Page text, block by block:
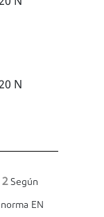
N
2Según
EN